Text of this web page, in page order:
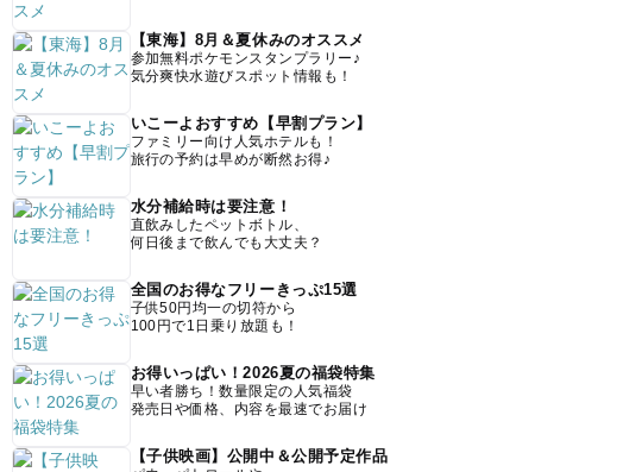
【東海】8月＆夏休みのオススメ
参加無料ポケモンスタンプラリー♪
気分爽快水遊びスポット情報も！
いこーよおすすめ【早割プラン】
ファミリー向け人気ホテルも！
旅行の予約は早めが断然お得♪
水分補給時は要注意！
直飲みしたペットボトル、
何日後まで飲んでも大丈夫？
全国のお得なフリーきっぷ15選
子供50円均一の切符から
100円で1日乗り放題も！
お得いっぱい！2026夏の福袋特集
早い者勝ち！数量限定の人気福袋
発売日や価格、内容を最速でお届け
【子供映画】公開中＆公開予定作品